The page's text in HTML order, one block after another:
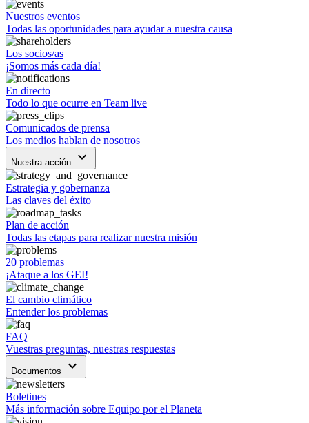
Nuestros eventos
Todas las oportunidades para ayudar a nuestra causa
Los socios/as
¡Somos más cada día!
En directo
Todo lo que ocurre en Team live
Comunicados de prensa
Los medios hablan de nosotros
Nuestra acción keyboard_arrow_down
Estrategia y gobernanza
Las claves del éxito
Plan de acción
Todas las etapas para realizar nuestra misión
20 problemas
¡Ataque a los GEI!
El cambio climático
Entender los problemas
FAQ
Vuestras preguntas, nuestras respuestas
Documentos keyboard_arrow_down
Boletines
Más información sobre Equipo por el Planeta